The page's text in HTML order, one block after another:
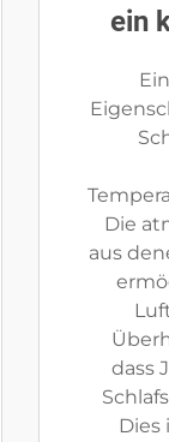
ein
Die
aus
dass
Dies